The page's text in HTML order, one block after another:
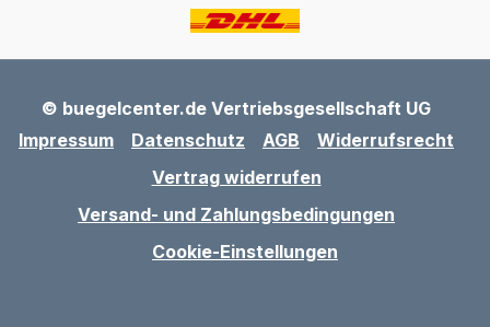
© buegelcenter.de Vertriebsgesellschaft UG
Impressum
Datenschutz AGB
Widerrufsrecht
Vertrag widerrufen
Versand- und Zahlungsbedingungen
Cookie-Einstellungen